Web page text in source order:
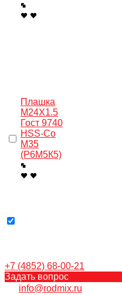
Плашка
M24X1.5
Гост 9740
HSS-Co
M35
(Р6М5К5)
+7 (4852) 68-00-21
Задать вопрос
info@rodmix.ru